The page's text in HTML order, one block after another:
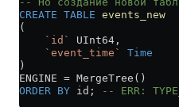
CREATE TABLE events_new
(
    `id`
UInt64,
    `event_time`
Time
)
ENGINE = MergeTree()
ORDER BY id; -- ERR: